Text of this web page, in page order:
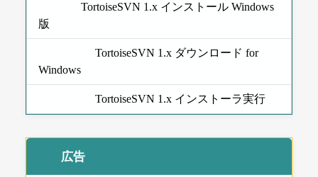
TortoiseSVN 1.x インストール Windows
版
TortoiseSVN 1.x ダウンロード for
Windows
TortoiseSVN 1.x インストーラ実行
広告